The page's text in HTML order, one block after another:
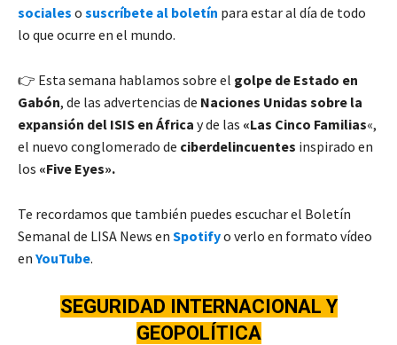
sociales o suscríbete al boletín para estar al día de todo
lo que ocurre en el mundo.
👉 Esta semana hablamos sobre el golpe de Estado en
Gabón, de las advertencias de Naciones Unidas sobre la
expansión del ISIS en África y de las «Las Cinco Familias«,
el nuevo conglomerado de ciberdelincuentes inspirado en
los «Five Eyes».
Te recordamos que también puedes escuchar el Boletín
Semanal de LISA News en Spotifyo verlo en formato vídeo
en YouTube.
SEGURIDAD INTERNACIONAL Y
GEOPOLÍTICA